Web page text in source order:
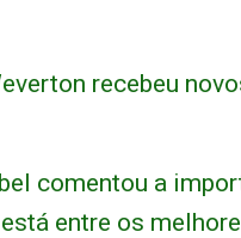
recebeu
comentou a
entre os